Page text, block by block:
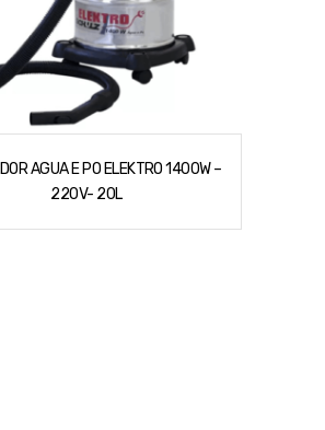
AGUA E PO ELEKTRO 1400W –
220V- 20L